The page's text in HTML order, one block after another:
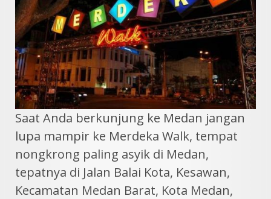
Saat Anda berkunjung ke Medan jangan
lupa mampir ke Merdeka Walk, tempat
nongkrong paling asyik di Medan,
tepatnya di Jalan Balai Kota, Kesawan,
Kecamatan Medan Barat, Kota Medan,